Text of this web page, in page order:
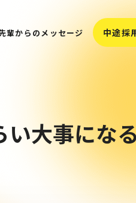
輩からのメッセージ 中途採
先輩からのメッセージ 中途採
大事になる